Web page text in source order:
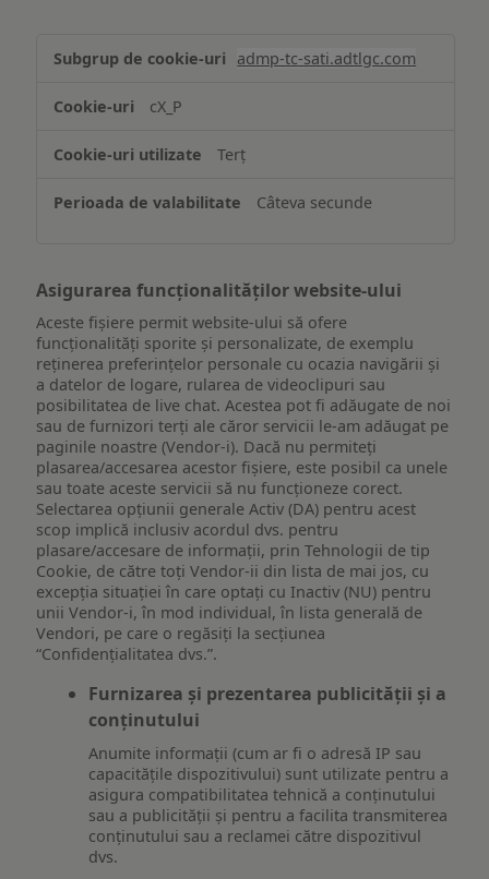
și/sau
informațiilor
pe
dispozitiv
admp-tc-sati.adtlgc.com
cX_P
Terț
Câteva secunde
Asigurarea funcționalităților website-ului
Aceste fișiere permit website-ului să ofere
funcționalități sporite și personalizate, de exemplu
reţinerea preferinţelor personale cu ocazia navigării și
a datelor de logare, rularea de videoclipuri sau
posibilitatea de live chat. Acestea pot fi adăugate de noi
sau de furnizori terți ale căror servicii le-am adăugat pe
paginile noastre (Vendor-i). Dacă nu permiteți
plasarea/accesarea acestor fișiere, este posibil ca unele
sau toate aceste servicii să nu funcționeze corect.
Selectarea opțiunii generale Activ (DA) pentru acest
scop implică inclusiv acordul dvs. pentru
plasare/accesare de informații, prin Tehnologii de tip
Cookie, de către toți Vendor-ii din lista de mai jos, cu
excepția situației în care optați cu Inactiv (NU) pentru
unii Vendor-i, în mod individual, în lista generală de
Vendori, pe care o regăsiți la secțiunea
“Confidențialitatea dvs.”.
Furnizarea și prezentarea publicității și a
conținutului
Anumite informații (cum ar fi o adresă IP sau
capacitățile dispozitivului) sunt utilizate pentru a
asigura compatibilitatea tehnică a conținutului
sau a publicității și pentru a facilita transmiterea
conținutului sau a reclamei către dispozitivul
dvs.